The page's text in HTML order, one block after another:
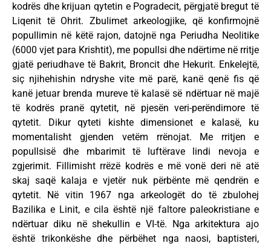
kodrës dhe krijuan qytetin e Pogradecit, përgjatë bregut të
Liqenit të Ohrit. Zbulimet arkeologjike, që konfirmojnë
popullimin në këtë rajon, datojnë nga Periudha Neolitike
(6000 vjet para Krishtit), me popullsi dhe ndërtime në rritje
gjatë periudhave të Bakrit, Broncit dhe Hekurit. Enkelejtë,
siç njihehishin ndryshe vite më parë, kanë qenë fis që
kanë jetuar brenda mureve të kalasë së ndërtuar në majë
të kodrës pranë qytetit, në pjesën veri-perëndimore të
qytetit. Dikur qyteti kishte dimensionet e kalasë, ku
momentalisht gjenden vetëm rrënojat. Me rritjen e
popullsisë dhe mbarimit të luftërave lindi nevoja e
zgjerimit. Fillimisht rrëzë kodrës e më vonë deri në atë
skaj saqë kalaja e vjetër nuk përbënte më qendrën e
qytetit. Në vitin 1967 nga arkeologët do të zbulohej
Bazilika e Linit, e cila është një faltore paleokristiane e
ndërtuar diku në shekullin e VI-të. Nga arkitektura ajo
është trikonkëshe dhe përbëhet nga naosi, baptisteri,